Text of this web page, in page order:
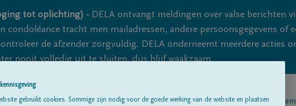
tot oplichting) - DELA ontvangt meldingen over valse berichten
condoléance tracht men mailadressen, andere persoonsgegevens of
de afzender zorgvuldig. DELA onderneemt meerdere acties
nooit volledig uit te sluiten, dus blijf waakzaam.
Alle rouwberichtenOver ons
gebruikt cookies. Sommige zijn nodig voor de goede werking van de website en plaatsen